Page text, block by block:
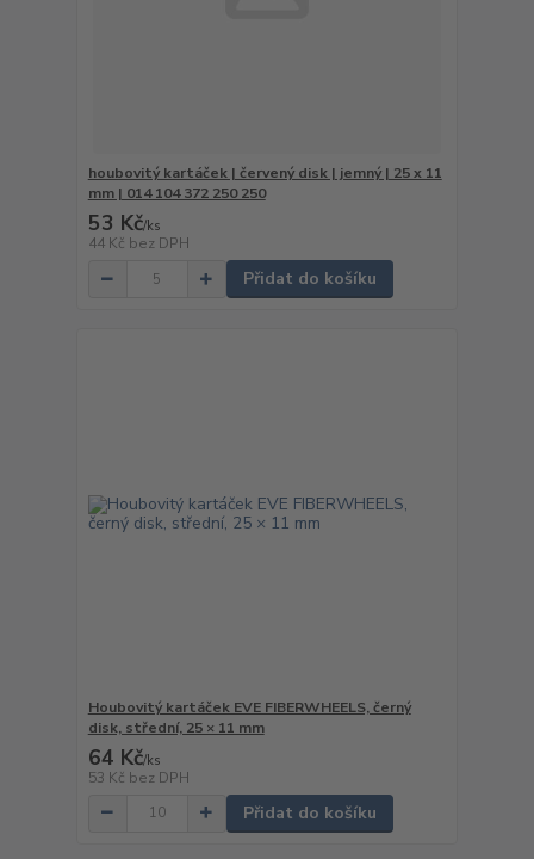
houbovitý kartáček | červený disk | jemný | 25 x 11
mm | 014 104 372 250 250
53 Kč/ks
44 Kč bez DPH
Přidat do košíku
Houbovitý kartáček EVE FIBERWHEELS, černý
disk, střední, 25 × 11 mm
64 Kč/ks
53 Kč bez DPH
Přidat do košíku